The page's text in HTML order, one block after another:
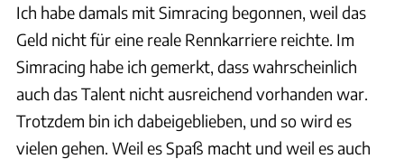
Ich habe damals mit Simracing begonnen, weil das
Geld nicht für eine reale Rennkarriere reichte. Im
Simracing habe ich gemerkt, dass wahrscheinlich
auch das Talent nicht ausreichend vorhanden war.
Trotzdem bin ich dabeigeblieben, und so wird es
vielen gehen. Weil es Spaß macht und weil es auch